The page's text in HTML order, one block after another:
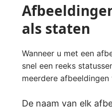
als staten
Wanneer u met een
snel een reeks
meerdere
De naam van elk